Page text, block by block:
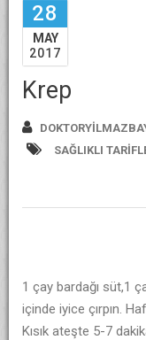
28
MAY
2017
Krep
SAĞLIKLI
1 çay bardağı süt,1
içinde iyice çırpın.
Kısık ateşte 5-7